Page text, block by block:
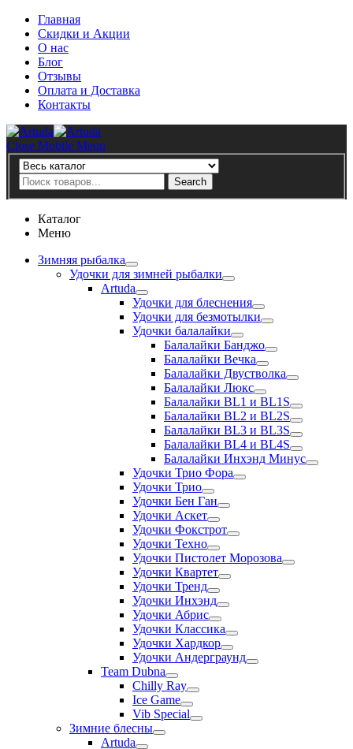
Главная
Скидки и Акции
О нас
Блог
Отзывы
Оплата и Доставка
Контакты
Artuda
Close Mobile Menu
Search
Search
Каталог
Меню
Зимняя рыбалка
Удочки для зимней рыбалки
Artuda
Удочки для блеснения
Удочки для безмотылки
Удочки балалайки
Балалайки Банджо
Балалайки Вечка
Балалайки Двустволка
Балалайки Люкс
Балалайки BL1 и BL1S
Балалайки BL2 и BL2S
Балалайки BL3 и BL3S
Балалайки BL4 и BL4S
Балалайки Инхэнд Минус
Удочки Трио Фора
Удочки Трио
Удочки Бен Ган
Удочки Аскет
Удочки Фокстрот
Удочки Техно
Удочки Пистолет Морозова
Удочки Квартет
Удочки Тренд
Удочки Инхэнд
Удочки Абрис
Удочки Классика
Удочки Хардкор
Удочки Андерграунд
Team Dubna
Chilly Ray
Ice Game
Vib Special
Зимние блесны
Artuda